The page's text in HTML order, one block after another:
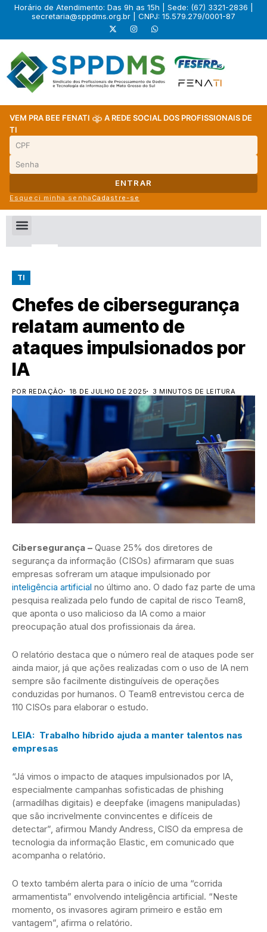
Horário de Atendimento: Das 9h as 15h | Sede: (67) 3321-2836 |
secretaria@sppdms.org.br | CNPJ: 15.579.279/0001-87
VEM PRA BEE FENATI
A REDE SOCIAL DOS PROFISSIONAIS DE
TI
ENTRAR
Esqueci minha senha Cadastre-se
TI
Chefes de cibersegurança
relatam aumento de
ataques impulsionados por
IA
POR REDAÇÃO 18 DE JULHO DE 2025 3 MINUTOS DE LEITURA
Cibersegurança – Quase 25% dos diretores de
segurança da informação (CISOs) afirmaram que suas
empresas sofreram um ataque impulsionado por
inteligência artificial no último ano. O dado faz parte de uma
pesquisa realizada pelo fundo de capital de risco Team8,
que aponta o uso malicioso da IA como a maior
preocupação atual dos profissionais da área.
O relatório destaca que o número real de ataques pode ser
ainda maior, já que ações realizadas com o uso de IA nem
sempre são facilmente distinguíveis de operações
conduzidas por humanos. O Team8 entrevistou cerca de
110 CISOs para elaborar o estudo.
LEIA: Trabalho híbrido ajuda a manter talentos nas
empresas
“Já vimos o impacto de ataques impulsionados por IA,
especialmente campanhas sofisticadas de phishing
(armadilhas digitais) e deepfake (imagens manipuladas)
que são incrivelmente convincentes e difíceis de
detectar”, afirmou Mandy Andress, CISO da empresa de
tecnologia da informação Elastic, em comunicado que
acompanha o relatório.
O texto também alerta para o início de uma “corrida
armamentista” envolvendo inteligência artificial. “Neste
momento, os invasores agiram primeiro e estão em
vantagem”, afirma o relatório.